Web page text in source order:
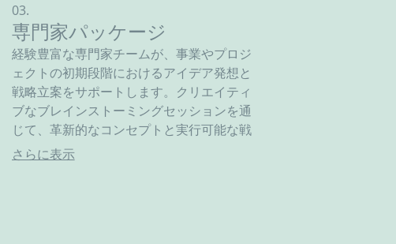
03.
専門家パッケージ
経験豊富な専門家チームが、事業やプロジ
ェクトの初期段階におけるアイデア発想と
戦略立案をサポートします。クリエイティ
ブなブレインストーミングセッションを通
じて、革新的なコンセプトと実行可能な戦
略を開発します。成功の基盤を築くための
さらに表示